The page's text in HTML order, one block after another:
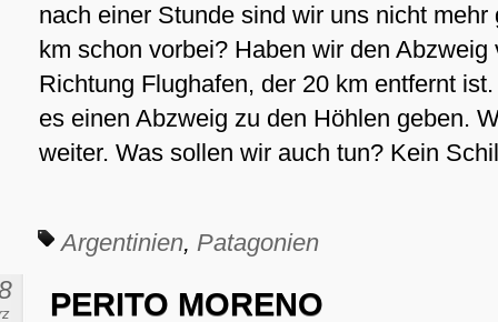
nach einer Stunde sind wir uns nicht
km schon vorbei? Haben wir den
Richtung Flughafen, der 20 km entfernt
es einen Abzweig zu den Höhlen geben.
weiter. Was sollen wir auch tun? Kein
Argentinien, Patagonien
PERITO MORENO